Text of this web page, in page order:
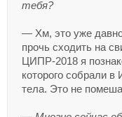
тебя?
— Хм, это уже
прочь сходить на
ЦИПР-2018 я
которого собрали в
тела. Это не